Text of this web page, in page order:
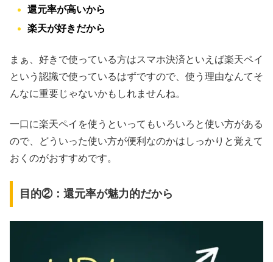
還元率が高いから
楽天が好きだから
まぁ、好きで使っている方はスマホ決済といえば楽天ペイ
という認識で使っているはずですので、使う理由なんてそ
んなに重要じゃないかもしれませんね。
一口に楽天ペイを使うといってもいろいろと使い方がある
ので、どういった使い方が便利なのかはしっかりと覚えて
おくのがおすすめです。
目的②：還元率が魅力的だから